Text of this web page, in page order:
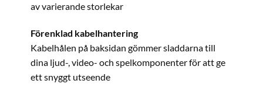
av varierande storlekar
Förenklad kabelhantering
Kabelhålen på baksidan gömmer sladdarna till
dina ljud-, video- och spelkomponenter för att ge
ett snyggt utseende